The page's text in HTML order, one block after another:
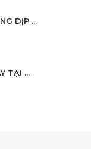
DỊP ...
TẠI ...